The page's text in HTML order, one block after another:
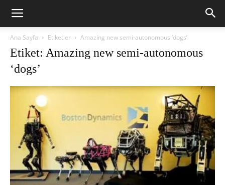
Ana Sayfa Etiketler Amazing new semi-autonomous ‘dogs’
Etiket: Amazing new semi-autonomous
‘dogs’